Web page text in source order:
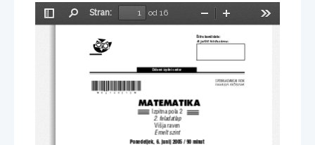
Preklopi
Stran:
od 16
Pomanjšaj
[ifra kandidata:
A je lölt k ódsz áma :
Izpitna pola 2
2. feladatlap
Vi{ja raven
Emelt szint
MATEMATIKA
Ponedeljek, 6. junij 2005 / 90 minut
SPOMLADANSKI ROK
TAV ASZI IDŐSZAK
Dr`avni izpitni center